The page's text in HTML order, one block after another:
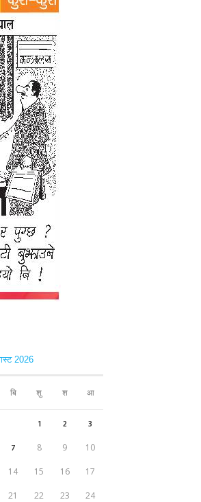
2026
बि शु श आ
1 2
3
7 8 9 10
14 15 16 17
21 22 23 24